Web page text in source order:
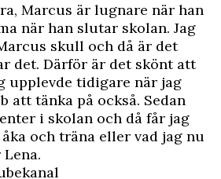
Marcus är lugnare när han
när han slutar skolan. Jag
skull och då är det
det. Därför är det skönt att
upplevde tidigare när jag
att tänka på också. Sedan
i skolan och då får jag
och träna eller vad jag nu